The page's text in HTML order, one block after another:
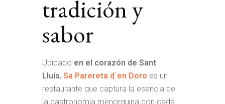
tradición y
sabor
Ubicado en el corazón de Sant
Lluís, Sa Parereta d´en Doro es un
restaurante que captura la esencia de
la gastronomía menorquina con cada